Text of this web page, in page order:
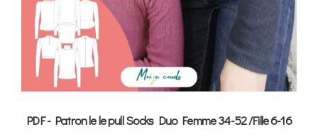
PDF - Patron le le pull Socks Duo Femme 34-52 /Fille 6-16